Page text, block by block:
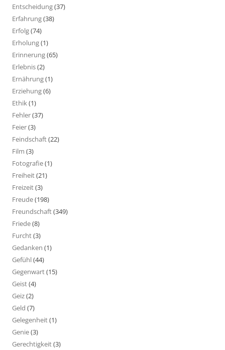
Entscheidung(37)
Erfahrung(38)
Erfolg(74)
Erholung(1)
Erinnerung(65)
Erlebnis(2)
Ernährung(1)
Erziehung(6)
Ethik(1)
Fehler(37)
Feier(3)
Feindschaft(22)
Film (3)
Fotografie(1)
Freiheit(21)
Freizeit(3)
Freude(198)
Freundschaft(349)
Friede(8)
Furcht(3)
Gedanken (1)
Gefühl(44)
Gegenwart(15)
Geist(4)
Geiz(2)
Geld (7)
Gelegenheit(1)
Genie(3)
Gerechtigkeit(3)